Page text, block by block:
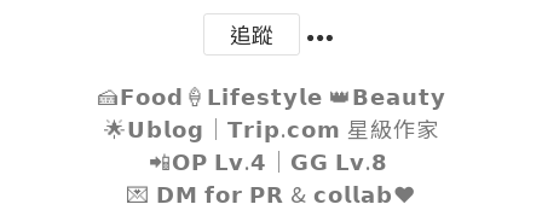
追蹤
🍰𝗙𝗼𝗼𝗱🍦𝗟𝗶𝗳𝗲𝘀𝘁𝘆𝗹𝗲 👑𝗕𝗲𝗮𝘂𝘁𝘆
🌟𝗨𝗯𝗹𝗼𝗴｜𝗧𝗿𝗶𝗽.𝗰𝗼𝗺 星級作家
📲𝗢𝗣 𝗟𝘃.𝟰｜𝗚𝗚 𝗟𝘃.𝟴
💌 𝗗𝗠 𝗳𝗼𝗿 𝗣𝗥 & 𝗰𝗼𝗹𝗹𝗮𝗯❤️